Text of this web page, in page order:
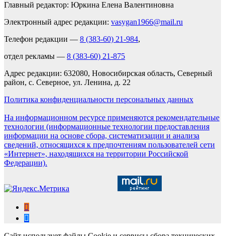
Главный редактор: Юркина Елена Валентиновна
Электронный адрес редакции: vasygan1966@mail.ru
Телефон редакции — 8 (383-60) 21-984,
отдел рекламы — 8 (383-60) 21-875
Адрес редакции: 632080, Новосибирская область, Северный
район, с. Северное, ул. Ленина, д. 22
Политика конфиденциальности персональных данных
На информационном ресурсе применяются рекомендательные
технологии (информационные технологии предоставления
информации на основе сбора, систематизации и анализа
сведений, относящихся к предпочтениям пользователей сети
«Интернет», находящихся на территории Российской
Федерации).